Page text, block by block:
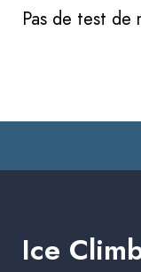
Pas de test de
Ice